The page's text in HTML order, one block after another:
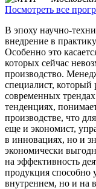
Посмотреть все
В эпоху научно-
внедрение в
Особенно это
которых сейчас
производство.
специалист, который
современных
тенденциях,
производстве, что
еще и экономист,
в инновациях, но и
экономически
на эффективность
продукция способно
внутреннем, но и на